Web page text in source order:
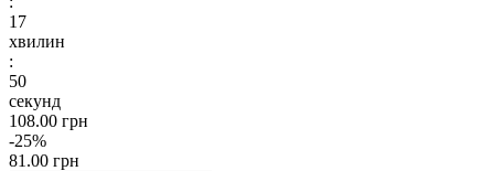
17
хвилин
:
50
секунд
108.00 грн
-25%
81.00 грн